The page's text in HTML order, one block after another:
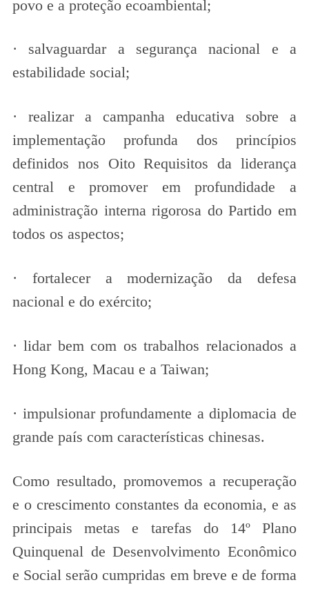
povo e a proteção ecoambiental;
· salvaguardar a segurança nacional e a
estabilidade social;
· realizar a campanha educativa sobre a
implementação profunda dos princípios
definidos nos Oito Requisitos da liderança
central e promover em profundidade a
administração interna rigorosa do Partido em
todos os aspectos;
· fortalecer a modernização da defesa
nacional e do exército;
· lidar bem com os trabalhos relacionados a
Hong Kong, Macau e a Taiwan;
· impulsionar profundamente a diplomacia de
grande país com características chinesas.
Como resultado, promovemos a recuperação
e o crescimento constantes da economia, e as
principais metas e tarefas do 14º Plano
Quinquenal de Desenvolvimento Econômico
e Social serão cumpridas em breve e de forma